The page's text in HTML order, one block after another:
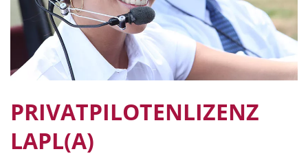
PRIVATPILOTENLIZENZ
LAPL(A)